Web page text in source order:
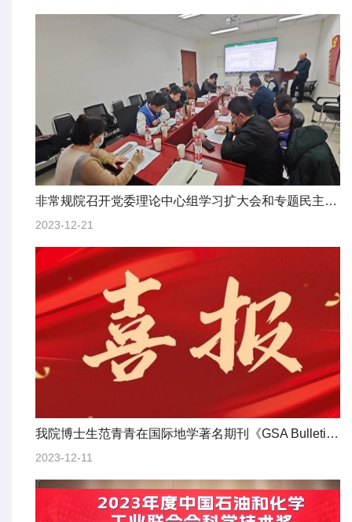
非常规院召开党委理论中心组学习扩大会和专题民主生活会
2023-12-21
我院博士生范青青在国际地学著名期刊《GSA Bulletin》发表论文
2023-12-11